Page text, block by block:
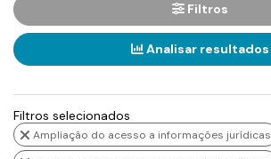
Filtros
Analisar resultados
Filtros selecionados
Ampliação do acesso a informações jurídicas